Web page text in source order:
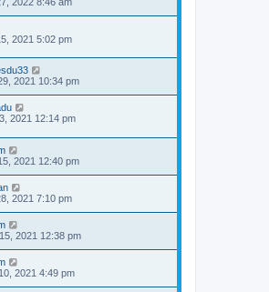
2021 5:02 pm
2021 10:34 pm
2021 12:14 pm
2021 12:40 pm
2021 7:10 pm
2021 12:38 pm
2021 4:49 pm